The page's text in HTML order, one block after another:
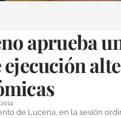
aprueba
ejecución
de Lucena, en la sesión